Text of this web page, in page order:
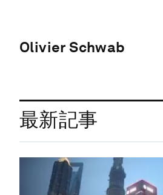
Olivier Schwab
最新記事